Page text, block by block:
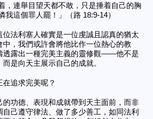
，連舉目望天都不敢，只是捶着自己的胸
我這個罪人罷！」（路 18:9-14）
位法利塞人確實是一位虔誠且認真的猶太
中，我們或許會將他比作一位熱心的教
透露出一種完美主義的靈修觀——他不是
是向天主展示自己的成就。
追求完美呢？
的功德、表現和成就帶到天主面前，而非
己遵守律法、做了多少善工，如同法利